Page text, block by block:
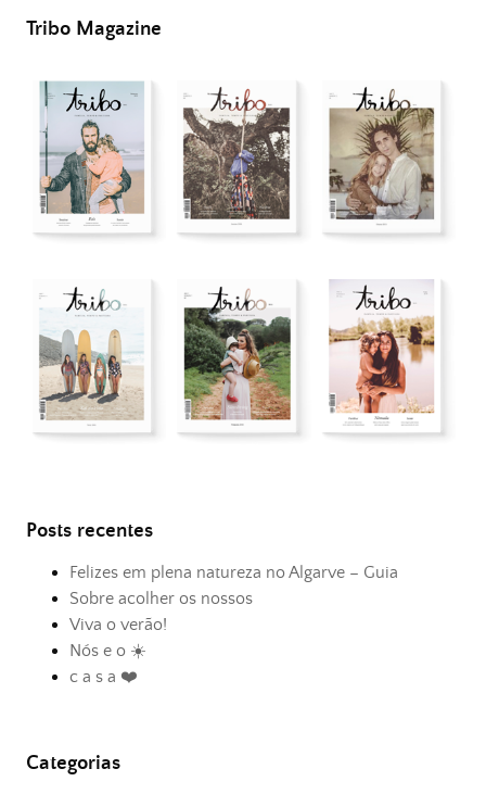
Tribo Magazine
Posts recentes
Felizes em plena natureza no Algarve – Guia
Sobre acolher os nossos
Viva o verão!
Nós e o ☀️
c a s a ❤️
Categorias